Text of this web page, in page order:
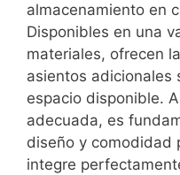
almacenamiento en
Disponibles en una
materiales, ofrecen
asientos adicionales
espacio disponible.
adecuada, es
diseño y comodidad
integre